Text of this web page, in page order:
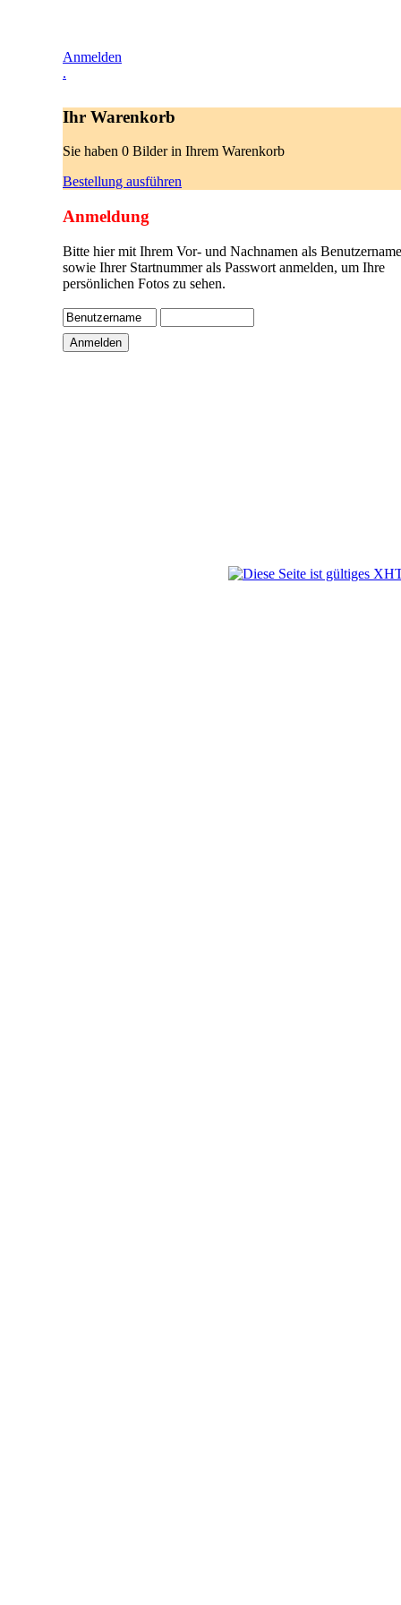
Anmelden
.
Ihr Warenkorb
Sie haben 0 Bilder in Ihrem Warenkorb
Bestellung ausführen
Anmeldung
Bitte hier mit Ihrem Vor- und Nachnamen als
sowie Ihrer Startnummer als Passwort anmelden, um Ihre
persönlichen Fotos zu sehen.